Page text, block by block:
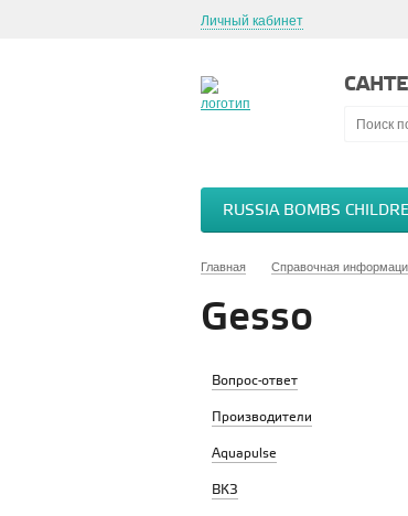
Личный кабинет
RUSSIA BOMBS
Главная Справочная
Gesso
Вопрос-ответ
Производители
Aquapulse
ВКЗ